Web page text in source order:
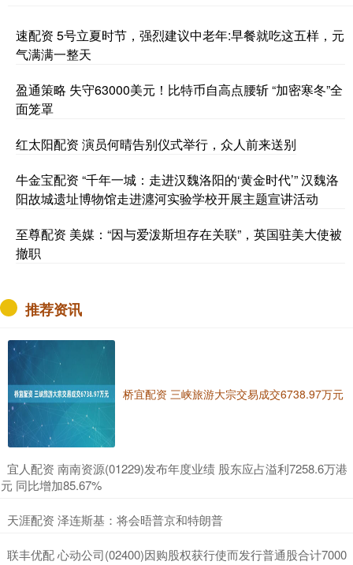
速配资 5号立夏时节，强烈建议中老年:早餐就吃这五样，元
气满满一整天
盈通策略 失守63000美元！比特币自高点腰斩 “加密寒冬”全
面笼罩
红太阳配资 演员何晴告别仪式举行，众人前来送别
牛金宝配资 “千年一城：走进汉魏洛阳的‘黄金时代’” 汉魏洛
阳故城遗址博物馆走进瀍河实验学校开展主题宣讲活动
至尊配资 美媒：“因与爱泼斯坦存在关联”，英国驻美大使被
撤职
推荐资讯
桥宜配资 三峡旅游大宗交易成交6738.97万元
​宜人配资 南南资源(01229)发布年度业绩 股东应占溢利7258.6万港
元 同比增加85.67%
​天涯配资 泽连斯基：将会晤普京和特朗普
​联丰优配 心动公司(02400)因购股权获行使而发行普通股合计7000